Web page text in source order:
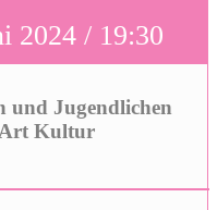
2024 / 19:30
und Jugendlichen
Art Kultur